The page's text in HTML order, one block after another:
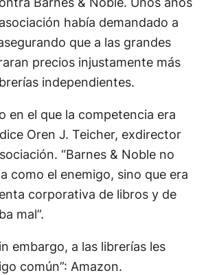
había demandado a
que a las grandes
precios injustamente más
independientes.
en el que la competencia era
Oren J. Teicher, exdirector
“Barnes & Noble no
como el enemigo, sino que era
corporativa de libros y de
mal”.
embargo, a las librerías les
común”: Amazon.